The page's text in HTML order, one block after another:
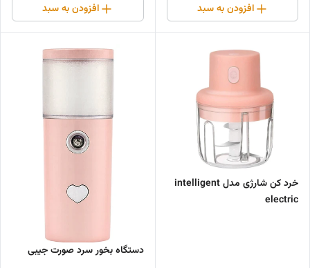
افزودن به سبد افزودن به سبد
خرد کن شارژی مدل intelligent
electric
دستگاه بخور سرد صورت جیبی